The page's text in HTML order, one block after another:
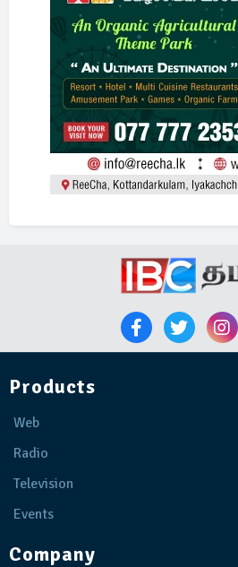
Products
Web
Radio
Television
Events
Company